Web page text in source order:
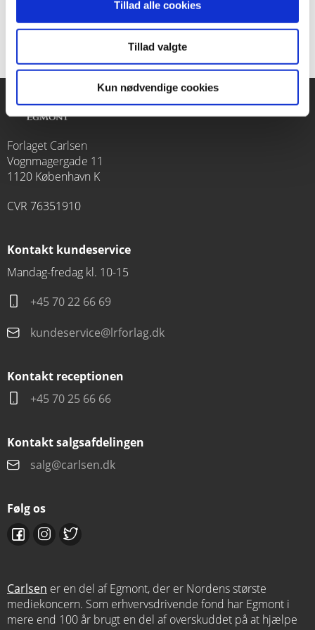
Tillad alle cookies
Tillad valgte
Kun nødvendige cookies
Forlaget Carlsen
Vognmagergade 11
1120 København K
CVR 76351910
Kontakt kundeservice
Mandag-fredag kl. 10-15
+45 70 22 66 69
kundeservice@lrforlag.dk
Kontakt receptionen
+45 70 25 66 66
Kontakt salgsafdelingen
salg@carlsen.dk
Følg os
Carlsen er en del af Egmont, der er Nordens største
mediekoncern. Som erhvervsdrivende fond har Egmont i
mere end 100 år brugt en del af overskuddet på at hjælpe